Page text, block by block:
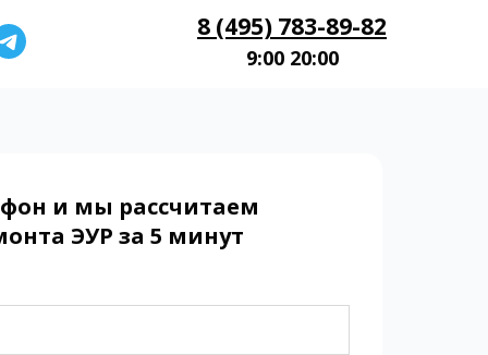
8 (495) 783-89-82
9:00 20:00
и мы рассчитаем
ЭУР за 5 минут